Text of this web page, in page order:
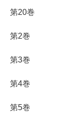
第20巻
第2巻
第3巻
第4巻
第5巻